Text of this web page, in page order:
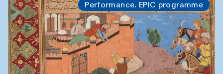
Performance. EPIC programme